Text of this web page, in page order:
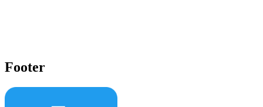
Footer